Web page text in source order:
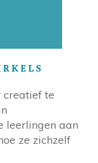
creatief te
leerlingen aan
ze zichzelf